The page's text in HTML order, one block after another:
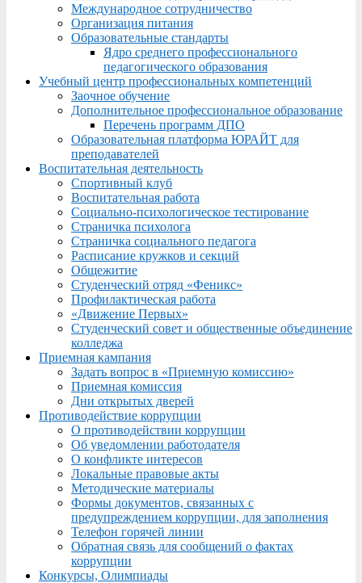
Международное сотрудничество
Организация питания
Образовательные стандарты
Ядро среднего профессионального
педагогического образования
Учебный центр профессиональных компетенций
Заочное обучение
Дополнительное профессиональное образование
Перечень программ ДПО
Образовательная платформа ЮРАЙТ для
преподавателей
Воспитательная деятельность
Спортивный клуб
Воспитательная работа
Социально-психологическое тестирование
Страничка психолога
Страничка социального педагога
Расписание кружков и секций
Общежитие
Студенческий отряд «Феникс»
Профилактическая работа
«Движение Первых»
Студенческий совет и общественные объединение
колледжа
Приемная кампания
Задать вопрос в «Приемную комиссию»
Приемная комиссия
Дни открытых дверей
Противодействие коррупции
О противодействии коррупции
Об уведомлении работодателя
О конфликте интересов
Локальные правовые акты
Методические материалы
Формы документов, связанных с
предупреждением коррупции, для заполнения
Телефон горячей линии
Обратная связь для сообщений о фактах
коррупции
Конкурсы, Олимпиады